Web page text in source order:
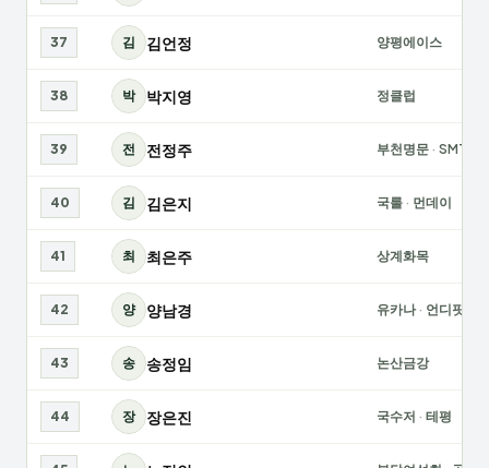
37 김 김언정 양평에이스
38 박 박지영 정클럽
39 전 전정주 부천명문 · SMT
40 김 김은지 국룰 · 먼데이
41 최 최은주 상계화목
42 양 양남경 유카나· 언디핏
43 송 송정임 논산금강
44 장 장은진 국수저 · 테평